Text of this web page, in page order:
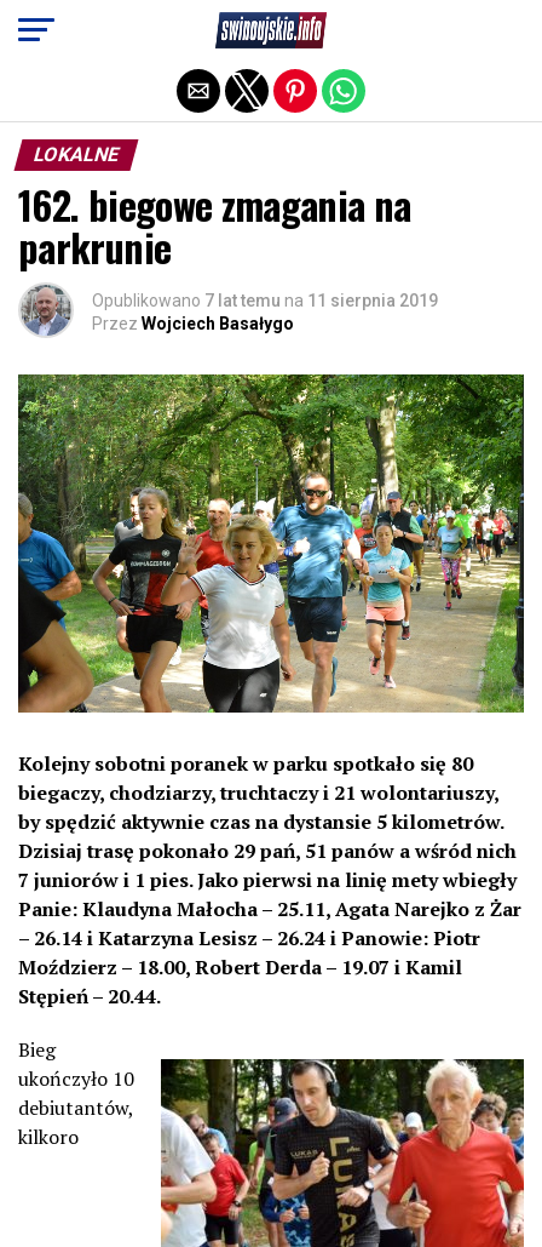
LOKALNE
162. biegowe zmagania na
parkrunie
Opublikowano 7 lat temu na 11 sierpnia 2019
Przez Wojciech Basałygo
Kolejny sobotni poranek w parku spotkało się 80
biegaczy, chodziarzy, truchtaczy i 21 wolontariuszy,
by spędzić aktywnie czas na dystansie 5 kilometrów.
Dzisiaj trasę pokonało 29 pań, 51 panów a wśród nich
7 juniorów i 1 pies.Jako pierwsi na linię mety wbiegły
Panie: Klaudyna Małocha – 25.11, Agata Narejko z Żar
– 26.14 i Katarzyna Lesisz – 26.24 i Panowie: Piotr
Moździerz – 18.00, Robert Derda – 19.07 i Kamil
Stępień – 20.44.
Bieg
ukończyło 10
debiutantów,
kilkoro
Exit mobile version